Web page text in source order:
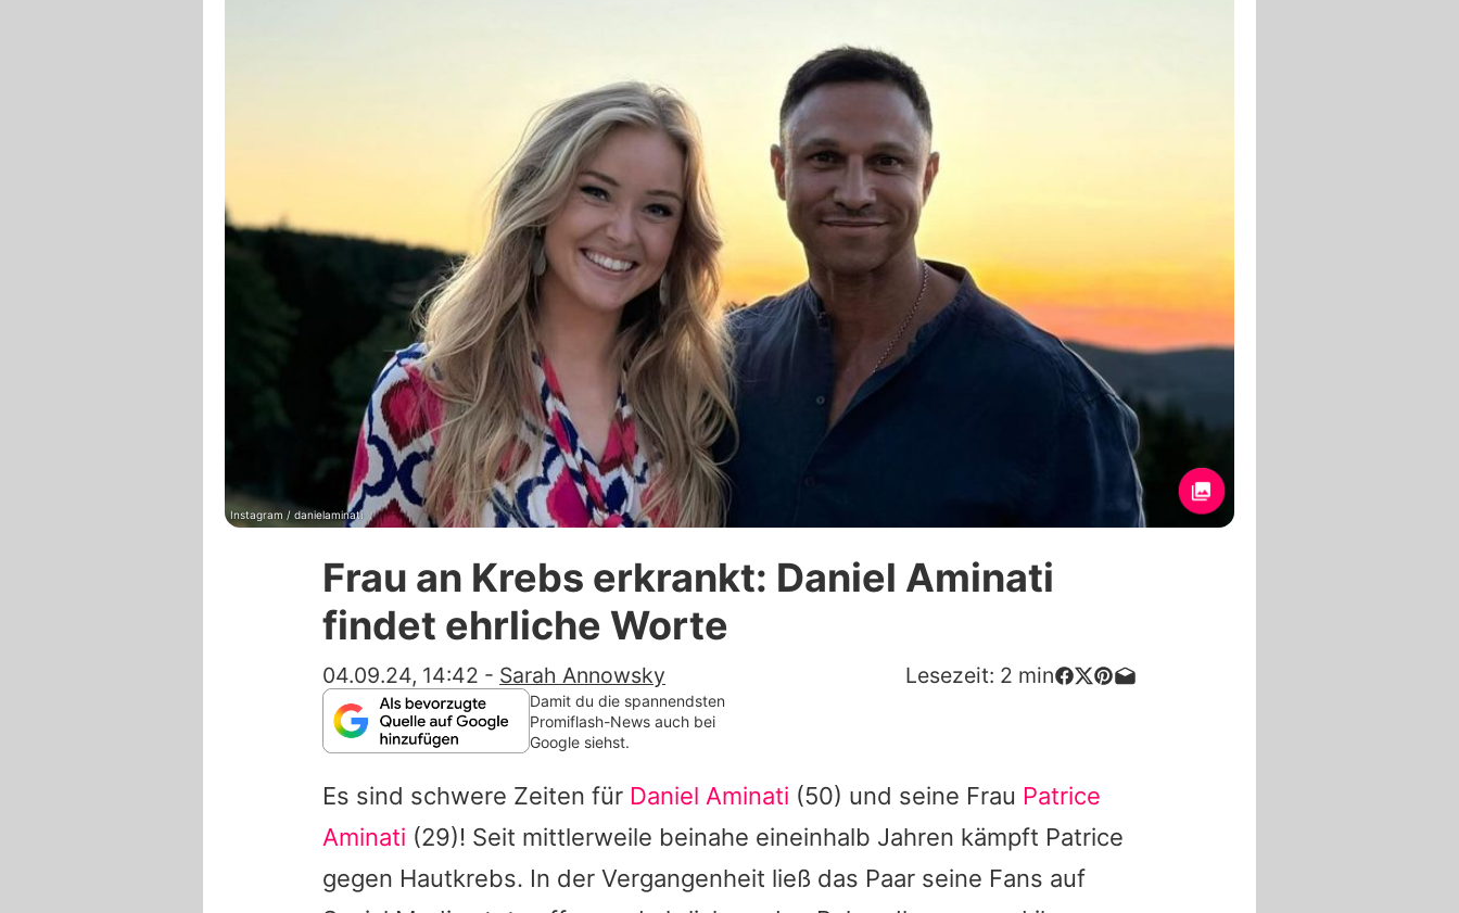
Familie & Liebe
Promiflash Exklusiv
Alle Themen auf Promiflash
Jobs
App runterladen
Team
Redaktionelle Richtlinien
Impressum
Datenschutzerklärung
Nutzungsbedingungen
Utiq verwalten
Instagram / danielaminati
Frau an Krebs erkrankt: Daniel Aminati
findet ehrliche Worte
04.09.24, 14:42 - Sarah Annowsky Lesezeit: 2 min
Damit du die spannendsten
Promiflash-News auch bei
Google siehst.
Es sind schwere Zeiten für Daniel Aminati (50) und seine Frau Patrice
Aminati (29)! Seit mittlerweile beinahe eineinhalb Jahren kämpft Patrice
gegen Hautkrebs. In der Vergangenheit ließ das Paar seine Fans auf